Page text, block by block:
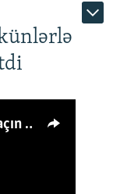
'Ya təklif olunan ev, ya status!' – Laçın köçkünü: 'Laçından başqa heç hara!'